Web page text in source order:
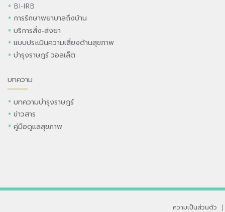
BI-IRB
การรักษาพยาบาลถึงบ้าน
บริการสั่ง-ส่งยา
แบบประเมินความเสี่ยงด้านสุขภาพ
บำรุงราษฎร์ วอลเล็ต
บทความ
บทความบำรุงราษฎร์
ข่าวสาร
คู่มือดูแลสุขภาพ
ความเป็นส่วนตัว
|